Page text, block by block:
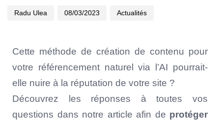
Radu Ulea 08/03/2023 Actualités
Cette méthode de création de contenu pour
votre référencement naturel via l’AI pourrait-
elle nuire à la réputation de votre site ?
Découvrez les réponses à toutes vos
questions dans notre article afin de protéger